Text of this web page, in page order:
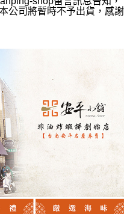
公司將暫時不予出貨，感謝